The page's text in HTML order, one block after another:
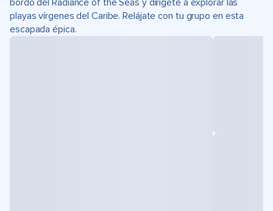
bordo del Radiance of the Seas y dirígete a explorar las
playas vírgenes del Caribe. Relájate con tu grupo en esta
escapada épica.